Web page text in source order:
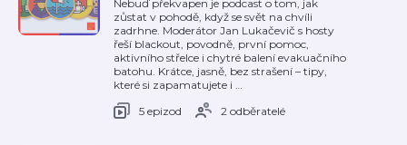
Nebuď překvapen je podcast o tom, jak
zůstat v pohodě, když se svět na chvíli
zadrhne. Moderátor Jan Lukačevič s hosty
řeší blackout, povodně, první pomoc,
aktivního střelce i chytré balení evakuačního
batohu. Krátce, jasně, bez strašení – tipy,
které si zapamatujete i …
5 epizod
2 odběratelé